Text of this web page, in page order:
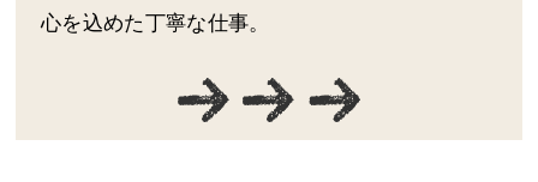
心を込めた丁寧な仕事。